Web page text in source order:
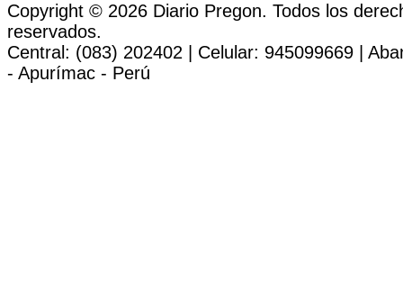
Copyright © 2026 Diario Pregon. Todos los
reservados.
Central: (083) 202402 | Celular: 945099669 |
- Apurímac - Perú